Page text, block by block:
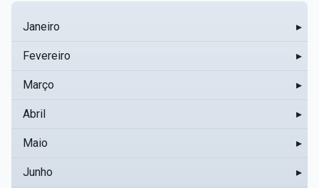
Janeiro ▸
Fevereiro ▸
Março ▸
Abril ▸
Maio ▸
Junho ▸